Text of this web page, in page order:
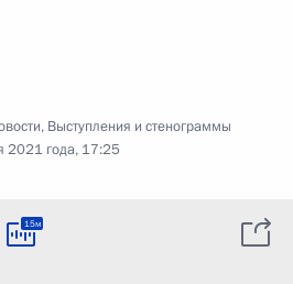
, Выступления и стенограммы
2021 года, 17:25
15м